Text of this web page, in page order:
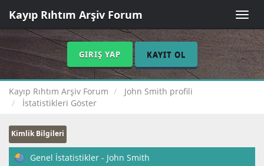
Toggle
Kayıp Rıhtım Arşiv Forum
GIRIŞ YAP KAYIT OL
Kayıp Rıhtım Arşiv Forum
John Smith profili
İstatistikleri Göster
Kimlik Bilgileri
Genel İstatistikler - John Smith